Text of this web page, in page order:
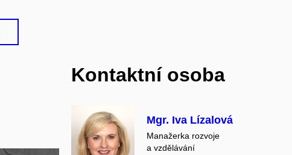
Kontaktní osoba
Mgr. Iva Lízalová
Manažerka rozvoje
a vzdělávání